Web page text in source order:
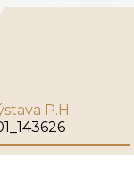
P.H